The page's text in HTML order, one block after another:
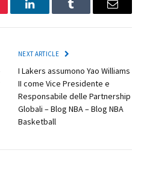
LinkedInTumblr Email
NEXT ARTICLE
I Lakers assumono Yao Williams
II come Vice Presidente e
Responsabile delle Partnership
Globali – Blog NBA – Blog NBA
Basketball